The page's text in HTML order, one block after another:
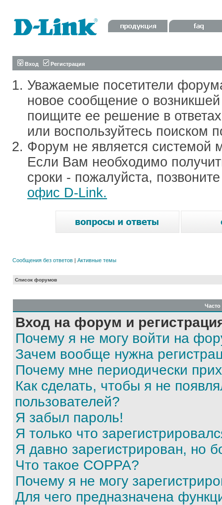
Вход Регистрация
Уважаемые посетители
новое сообщение о
поищите ее решение в
или воспользуйтесь поиском
Форум не является системой
Если Вам необходимо
сроки - пожалуйста,
офис D-Link.
Сообщения без ответов | Активные темы
Список форумов
Вход на форум и
Почему я не могу войти на
Зачем вообще нужна
Почему мне периодически
Как сделать, чтобы я не
пользователей?
Я забыл пароль!
Я только что
Я давно зарегистрирован, но
Что такое COPPA?
Почему я не могу
Для чего предназначена